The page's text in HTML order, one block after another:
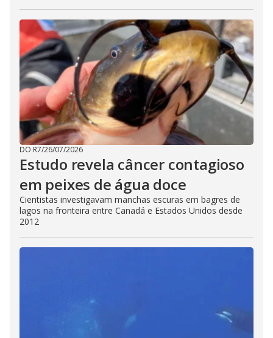
DO R7/26/07/2026
Estudo revela câncer contagioso
em peixes de água doce
Cientistas investigavam manchas escuras em bagres de
lagos na fronteira entre Canadá e Estados Unidos desde
2012